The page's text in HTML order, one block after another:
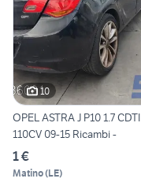
10
OPEL ASTRA J P10 1.7 CDTI
110CV 09-15 Ricambi -
1 €
Matino(LE)